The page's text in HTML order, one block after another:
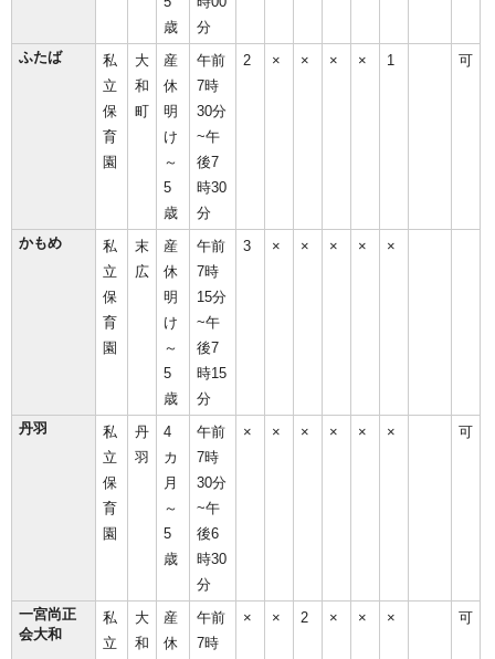
歳
分
ふたば
私
立
保
育
園
大
和
町
産
休
明
け
～
5
歳
午前
7時
30分
~午
後7
時30
分
2 × × × × 1 可
かもめ
私
立
保
育
園
末
広
産
休
明
け
～
5
歳
午前
7時
15分
~午
後7
時15
分
3 × × × × ×
丹羽
私
立
保
育
園
丹
羽
4
カ
月
～
5
歳
午前
7時
30分
~午
後6
時30
分
× × × × × × 可
一宮尚正
会大和
私
立
大
和
産
休
午前
7時
× × 2 × × × 可